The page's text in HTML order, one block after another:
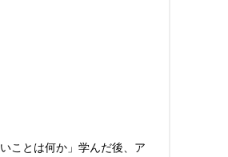
ことは何か」学んだ後、ア